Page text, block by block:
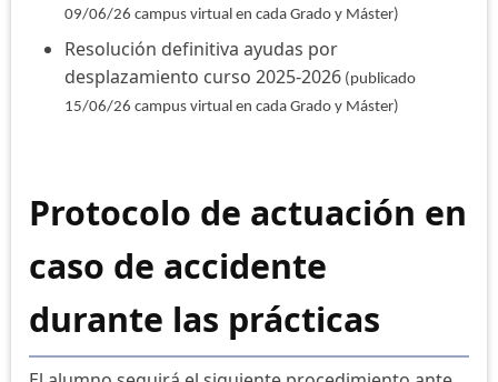
09/06/26 campus virtual en cada Grado y Máster)
Resolución definitiva ayudas por
desplazamiento curso 2025-2026 (publicado
15/06/26 campus virtual en cada Grado y Máster)
Protocolo de actuación en
caso de accidente
durante las prácticas